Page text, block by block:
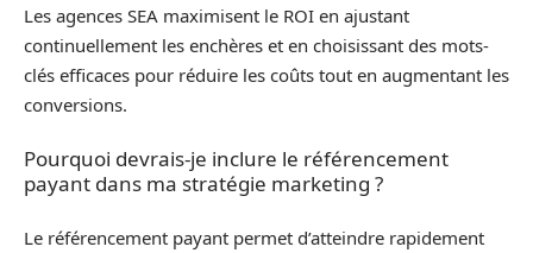
Les agences SEA maximisent le ROI en ajustant
continuellement les enchères et en choisissant des mots-
clés efficaces pour réduire les coûts tout en augmentant les
conversions.
Pourquoi devrais-je inclure le référencement
payant dans ma stratégie marketing ?
Le référencement payant permet d’atteindre rapidement